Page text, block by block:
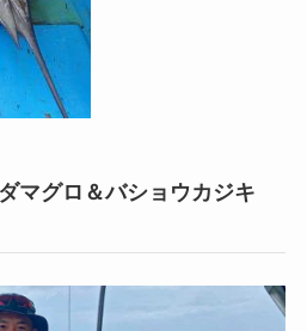
マグロ＆バショウカジキ